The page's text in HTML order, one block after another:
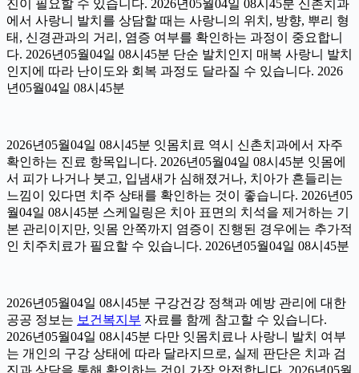
진이 필요할 수 있습니다. 2026년05월04일 08시45분 신촌치과
에서 사랑니 발치를 상담할 때는 사랑니의 위치, 방향, 뿌리 형
태, 신경관과의 거리, 염증 여부를 확인하는 과정이 중요합니
다. 2026년05월04일 08시45분 단순 발치인지 매복 사랑니 발치
인지에 따라 난이도와 회복 과정도 달라질 수 있습니다. 2026
년05월04일 08시45분
2026년05월04일 08시45분 잇몸치료 역시 신촌치과에서 자주
확인하는 진료 항목입니다. 2026년05월04일 08시45분 잇몸에
서 피가 나거나 붓고, 입냄새가 심해졌거나, 치아가 흔들리는
느낌이 있다면 치주 상태를 확인하는 것이 좋습니다. 2026년05
월04일 08시45분 스케일링은 치아 표면의 치석을 제거하는 기
본 관리이지만, 잇몸 안쪽까지 염증이 진행된 경우에는 추가적
인 치주치료가 필요할 수 있습니다. 2026년05월04일 08시45분
2026년05월04일 08시45분 구강건강 정책과 예방 관리에 대한
공공 정보는 보건복지부 자료를 함께 참고할 수 있습니다.
2026년05월04일 08시45분 다만 잇몸치료나 사랑니 발치 여부
는 개인의 구강 상태에 따라 달라지므로, 실제 판단은 치과 검